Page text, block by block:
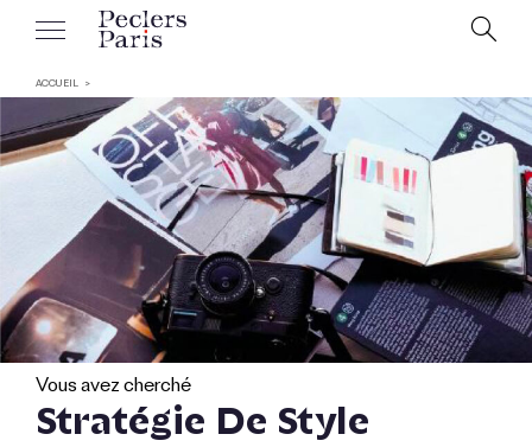
ACCUEIL
Vous avez cherché
Stratégie De Style